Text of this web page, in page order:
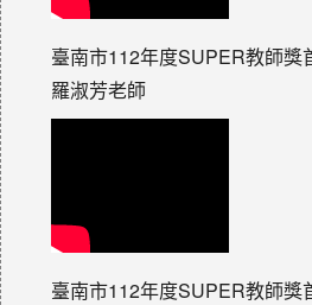
臺南市112年度SUPER教師獎
羅淑芳老師
臺南市112年度SUPER教師獎